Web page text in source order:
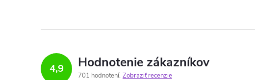
4,9 Hodnotenie zákazníkov
701 hodnotení Zobraziť recenzie